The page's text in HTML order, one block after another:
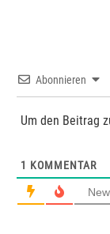
Abonnieren
Um den Beitrag
1 KOMMENTAR